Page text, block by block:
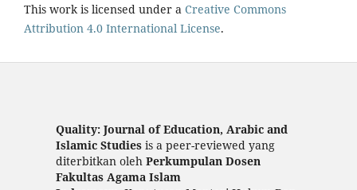
This work is licensed under a Creative Commons
Attribution 4.0 International License.
Quality: Journal of Education, Arabic and
Islamic Studiesis a peer-reviewed yang
diterbitkan oleh Perkumpulan Dosen
Fakultas Agama Islam